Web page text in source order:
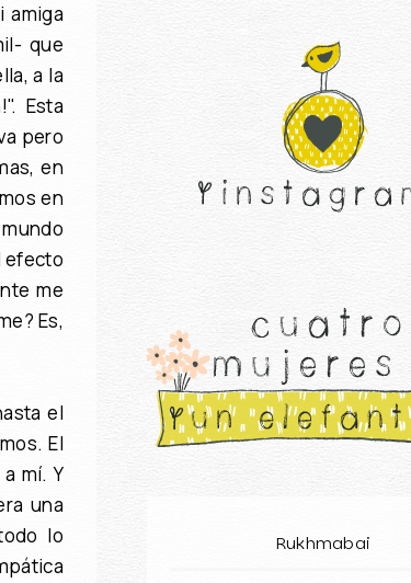
amiga
que
a la
Esta
pero
en
en
efecto
me
Es,
el
El
mí. Y
una
lo
Rukhmabai